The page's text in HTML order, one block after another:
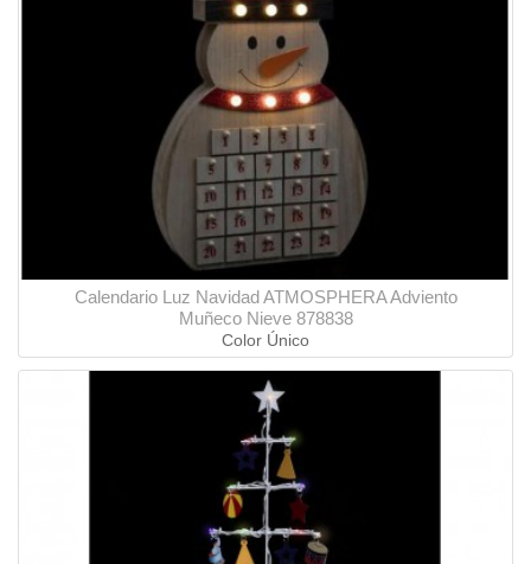
Calendario Luz Navidad ATMOSPHERA Adviento
Muñeco Nieve 878838
Color Único